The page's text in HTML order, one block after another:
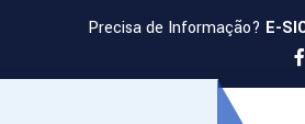
Precisa de Informação? E-